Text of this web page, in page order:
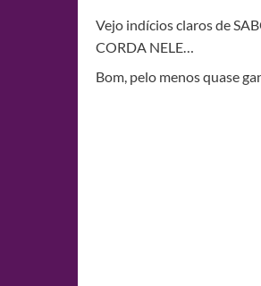
Vejo indícios claros de
CORDA NELE…
Bom, pelo menos quase